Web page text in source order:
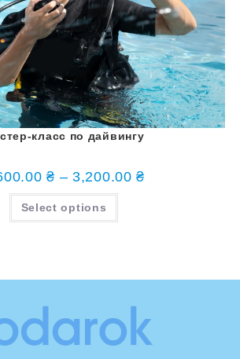
класс по дайвингу
₴ –3,200.00₴
Select options